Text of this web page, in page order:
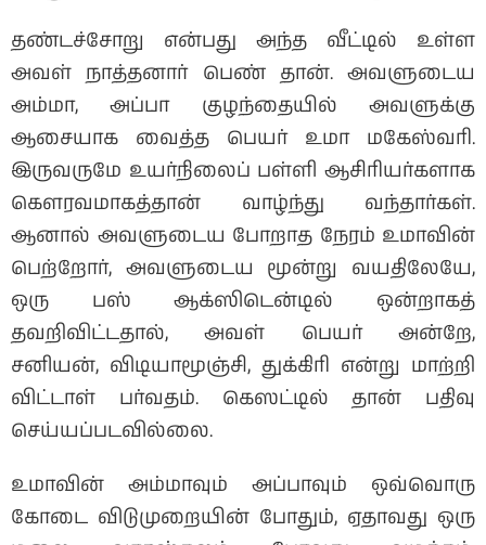
தண்டச்சோறு என்பது அந்த வீட்டில் உள்ள
அவள் நாத்தனார் பெண் தான். அவளுடைய
அம்மா, அப்பா குழந்தையில் அவளுக்கு
ஆசையாக வைத்த பெயர் உமா மகேஸ்வரி.
இருவருமே உயர்நிலைப் பள்ளி ஆசிரியர்களாக
கௌரவமாகத்தான் வாழ்ந்து வந்தார்கள்.
ஆனால் அவளுடைய போறாத நேரம் உமாவின்
பெற்றோர், அவளுடைய மூன்று வயதிலேயே,
ஒரு பஸ் ஆக்ஸிடென்டில் ஒன்றாகத்
தவறிவிட்டதால், அவள் பெயர் அன்றே,
சனியன், விடியாமூஞ்சி, துக்கிரி என்று மாற்றி
விட்டாள் பர்வதம். கெஸட்டில் தான் பதிவு
செய்யப்படவில்லை.
உமாவின் அம்மாவும் அப்பாவும் ஒவ்வொரு
கோடை விடுமுறையின் போதும், ஏதாவது ஒரு